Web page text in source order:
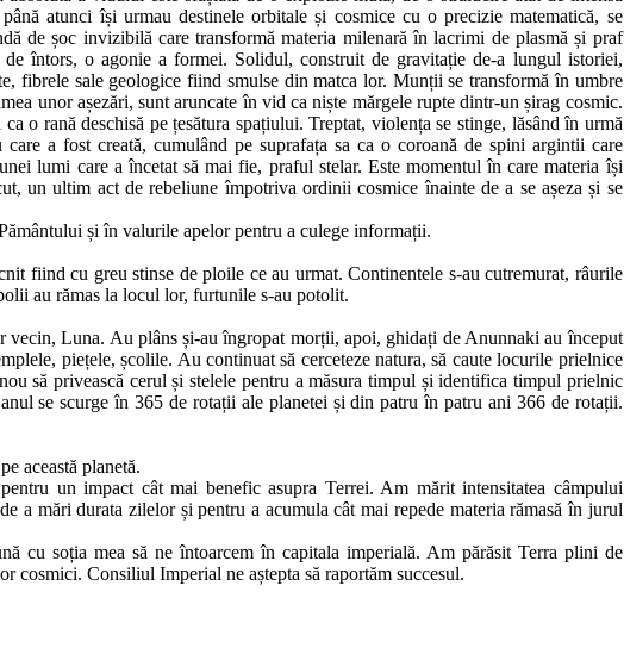
atunci își urmau destinele orbitale și cosmice cu o precizie matematică, se
de șoc invizibilă care transformă materia milenară în lacrimi de plasmă și praf
întors, o agonie a formei. Solidul, construit de gravitație de-a lungul istoriei,
fibrele sale geologice fiind smulse din matca lor. Munții se transformă în umbre
unor așezări, sunt aruncate în vid ca niște mărgele rupte dintr-un șirag cosmic.
o rană deschisă pe țesătura spațiului. Treptat, violența se stinge, lăsând în urmă
a fost creată, cumulând pe suprafața sa ca o coroană de spini argintii care
lumi care a încetat să mai fie, praful stelar. Este momentul în care materia își
un ultim act de rebeliune împotriva ordinii cosmice înainte de a se așeza și se
și în valurile apelor pentru a culege informații.
fiind cu greu stinse de ploile ce au urmat. Continentele s-au cutremurat, râurile
au rămas la locul lor, furtunile s-au potolit.
Luna. Au plâns și-au îngropat morții, apoi, ghidați de Anunnaki au început
piețele, școlile. Au continuat să cerceteze natura, să caute locurile prielnice
să privească cerul și stelele pentru a măsura timpul și identifica timpul prielnic
se scurge în 365 de rotații ale planetei și din patru în patru ani 366 de rotații.
această planetă.
un impact cât mai benefic asupra Terrei. Am mărit intensitatea câmpului
a mări durata zilelor și pentru a acumula cât mai repede materia rămasă în jurul
cu soția mea să ne întoarcem în capitala imperială. Am părăsit Terra plini de
cosmici. Consiliul Imperial ne aștepta să raportăm succesul.